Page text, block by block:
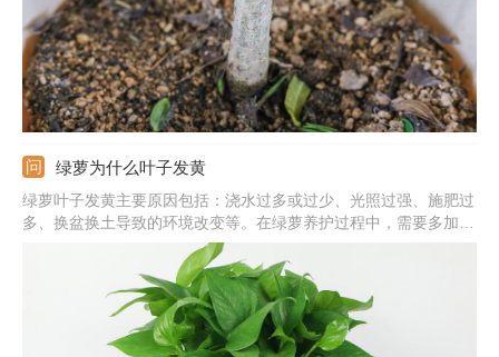
绿萝为什么叶子发黄
绿萝叶子发黄主要原因包括：浇水过多或过少、光照过强、施肥过
多、换盆换土导致的环境改变等。在绿萝养护过程中，需要多加观
察，发现叶片发黄及时找出对应原因并作出处理。